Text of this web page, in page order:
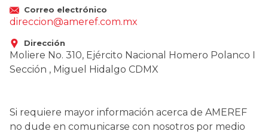
Correo electrónico
direccion@ameref.com.mx
Dirección
Moliere No. 310, Ejército Nacional Homero Polanco I
Sección , Miguel Hidalgo CDMX
Si requiere mayor información acerca de AMEREF
no dude en comunicarse con nosotros por medio